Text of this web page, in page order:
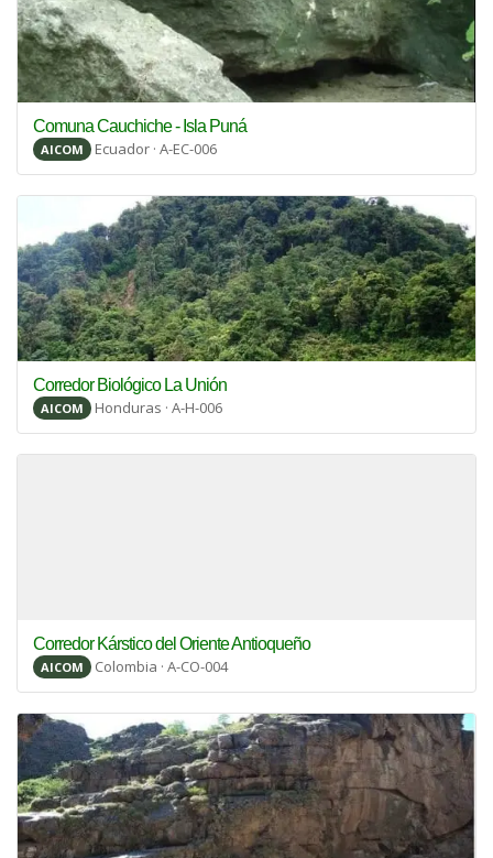
Comuna Cauchiche - Isla Puná
AICOM Ecuador · A-EC-006
Corredor Biológico La Unión
AICOM Honduras · A-H-006
Corredor Kárstico del Oriente Antioqueño
AICOM Colombia · A-CO-004